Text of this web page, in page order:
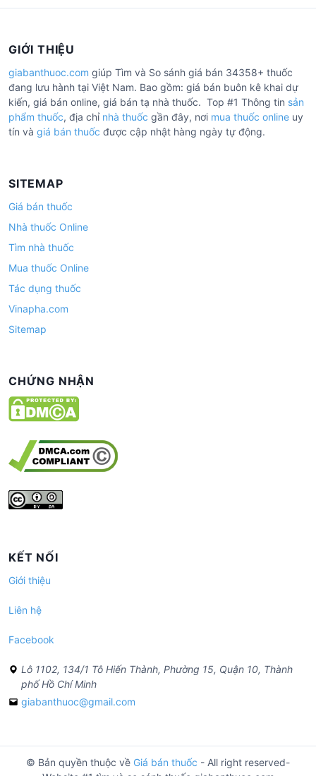
GIỚI THIỆU
giabanthuoc.com giúp Tìm và So sánh giá bán 34358+ thuốc
đang lưu hành tại Việt Nam. Bao gồm: giá bán buôn kê khai dự
kiến, giá bán online, giá bán tạ nhà thuốc. Top #1 Thông tin sản
phẩm thuốc, địa chỉ nhà thuốc gần đây, nơi mua thuốc online uy
tín và giá bán thuốc được cập nhật hàng ngày tự động.
SITEMAP
Giá bán thuốc
Nhà thuốc Online
Tìm nhà thuốc
Mua thuốc Online
Tác dụng thuốc
Vinapha.com
Sitemap
CHỨNG NHẬN
KẾT NỐI
Giới thiệu
Liên hệ
Facebook
Lô 1102, 134/1 Tô Hiến Thành, Phường 15, Quận 10, Thành
phố Hồ Chí Minh
giabanthuoc@gmail.com
© Bản quyền thuộc về Giá bán thuốc - All right reserved-